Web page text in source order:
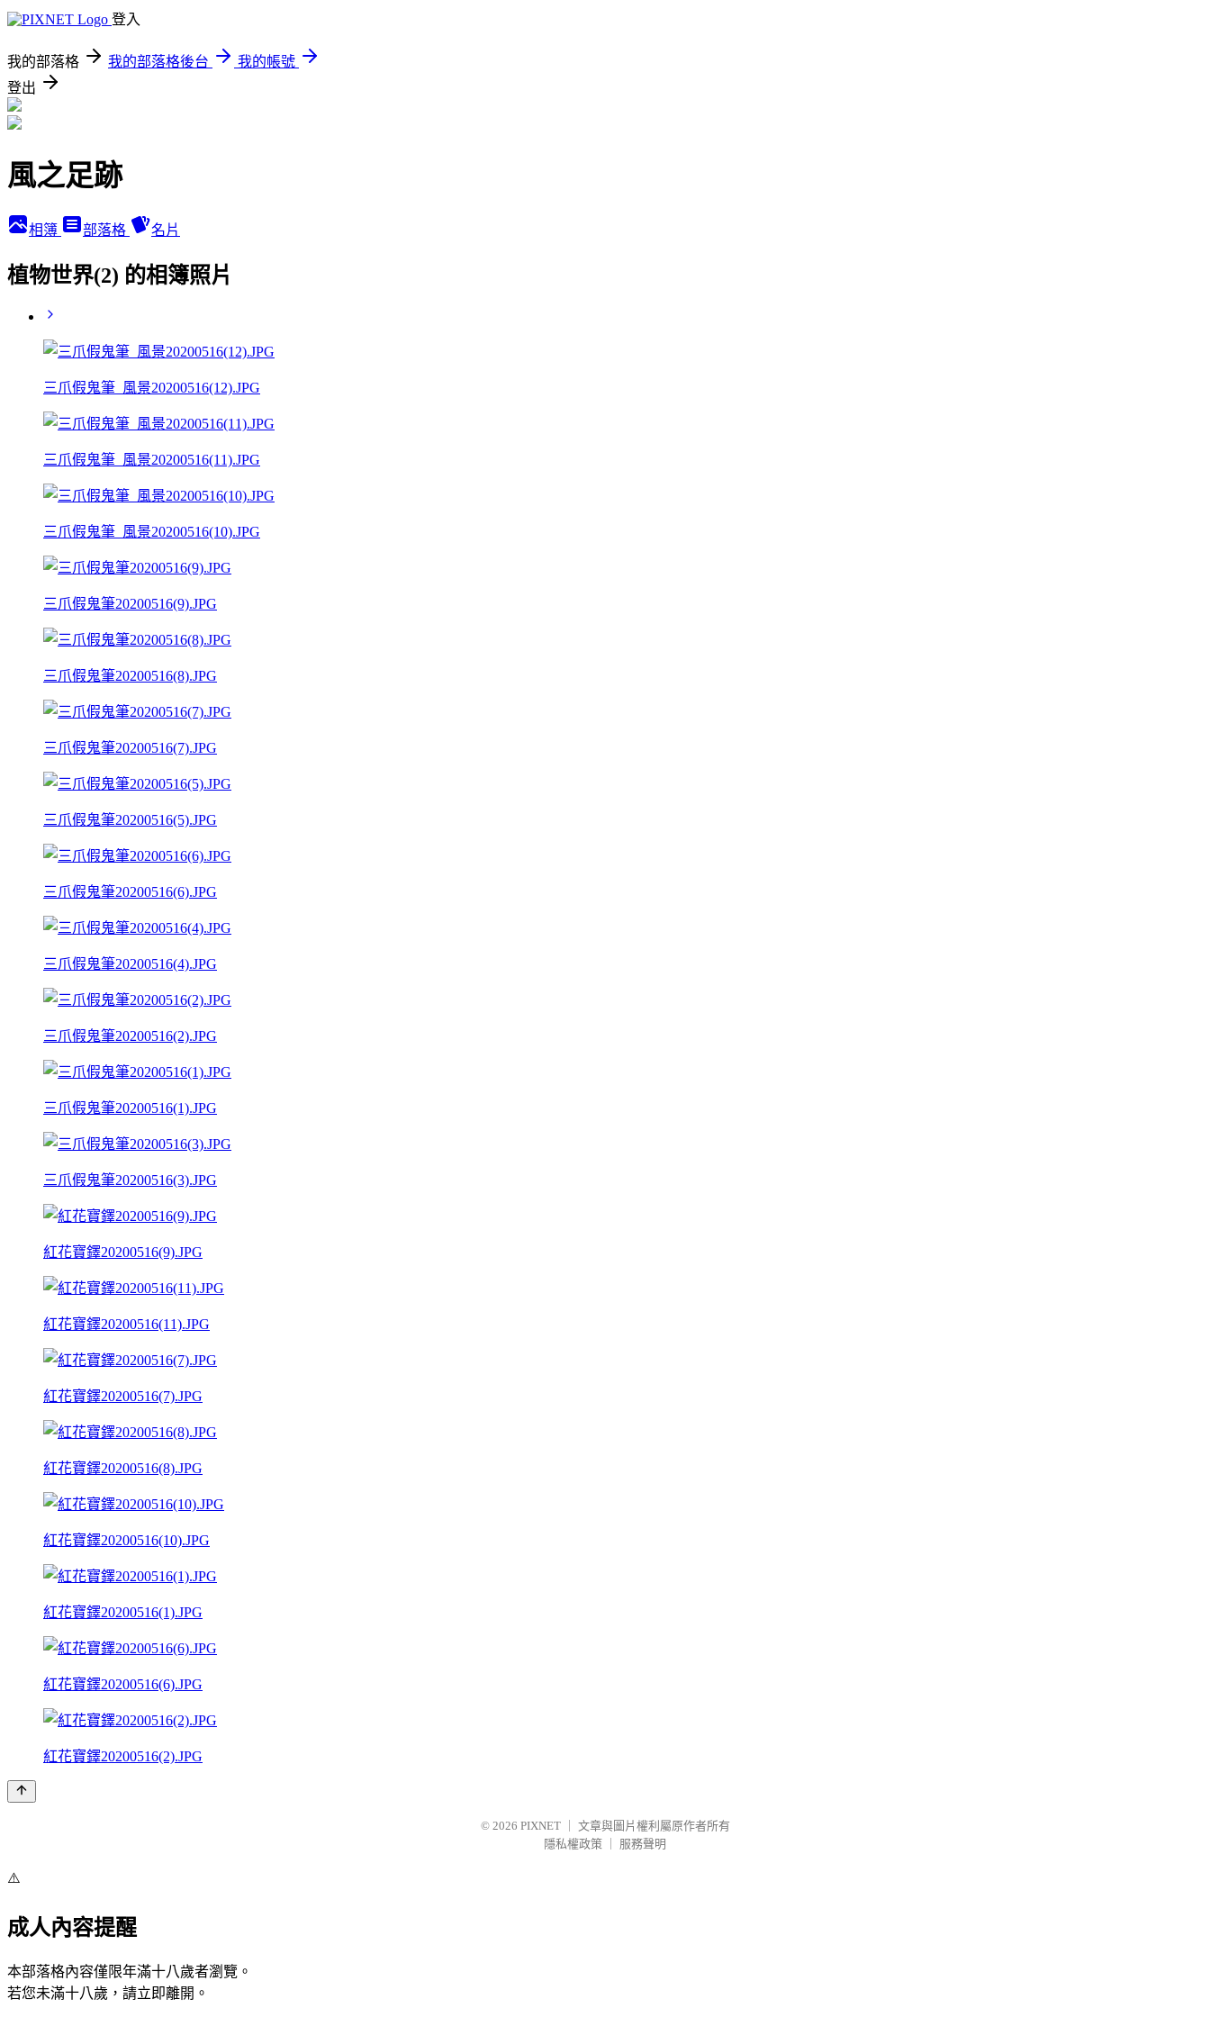
登入
我的部落格 我的部落格後台
我的帳號
登出
風之足跡
相簿 部落格 名片
植物世界(2) 的相簿照片
三爪假鬼筆_風景20200516(12).JPG
三爪假鬼筆_風景20200516(11).JPG
三爪假鬼筆_風景20200516(10).JPG
三爪假鬼筆20200516(9).JPG
三爪假鬼筆20200516(8).JPG
三爪假鬼筆20200516(7).JPG
三爪假鬼筆20200516(5).JPG
三爪假鬼筆20200516(6).JPG
三爪假鬼筆20200516(4).JPG
三爪假鬼筆20200516(2).JPG
三爪假鬼筆20200516(1).JPG
三爪假鬼筆20200516(3).JPG
紅花寶鐸20200516(9).JPG
紅花寶鐸20200516(11).JPG
紅花寶鐸20200516(7).JPG
紅花寶鐸20200516(8).JPG
紅花寶鐸20200516(10).JPG
紅花寶鐸20200516(1).JPG
紅花寶鐸20200516(6).JPG
紅花寶鐸20200516(2).JPG
© 2026 PIXNET
文章與圖片權利屬原作者所有
隱私權政策
服務聲明
⚠️
成人內容提醒
本部落格內容僅限年滿十八歲者瀏覽。
若您未滿十八歲，請立即離開。